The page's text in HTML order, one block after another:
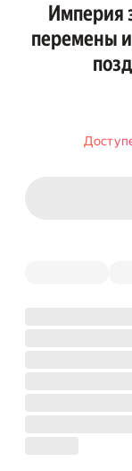
Империя
перемены